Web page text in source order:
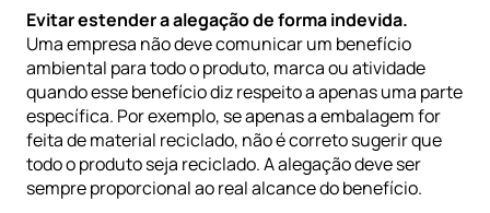
Evitar estender a alegação de forma indevida.
Uma empresa não deve comunicar um benefício
ambiental para todo o produto, marca ou atividade
quando esse benefício diz respeito a apenas uma parte
específica. Por exemplo, se apenas a embalagem for
feita de material reciclado, não é correto sugerir que
todo o produto seja reciclado. A alegação deve ser
sempre proporcional ao real alcance do benefício.